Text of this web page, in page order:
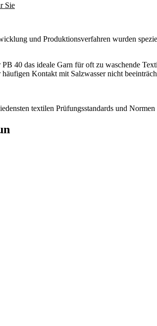
Sie
und Produktionsverfahren wurden
40 das ideale Garn für oft zu waschende
Kontakt mit Salzwasser nicht
textilen Prüfungsstandards und